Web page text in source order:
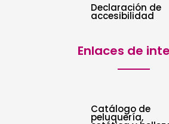
Declaración de
accesibilidad
Enlaces de
Catálogo de
peluquería,